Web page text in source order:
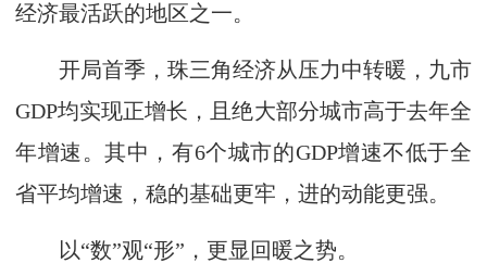
经济最活跃的地区之一。
开局首季，珠三角经济从压力中转暖，九市
GDP均实现正增长，且绝大部分城市高于去年全
年增速。其中，有6个城市的GDP增速不低于全
省平均增速，稳的基础更牢，进的动能更强。
以“数”观“形”，更显回暖之势。